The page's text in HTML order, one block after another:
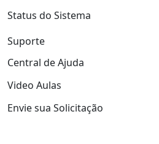
Status do Sistema
Suporte
Central de Ajuda
Video Aulas
Envie sua Solicitação